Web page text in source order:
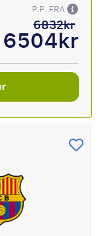
P.P. FRA
6832kr
6504kr